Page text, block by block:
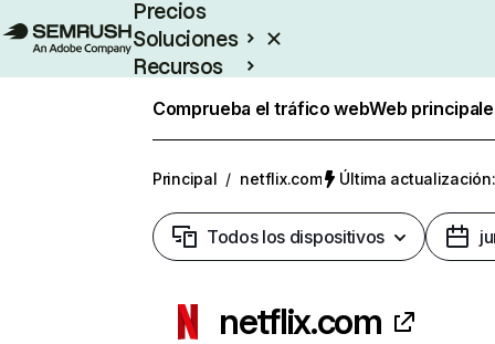
Precios
Soluciones
Recursos
Comprueba el tráfico webWeb
Principal / netflix.com Última
Todos los dispositivos
netflix.com